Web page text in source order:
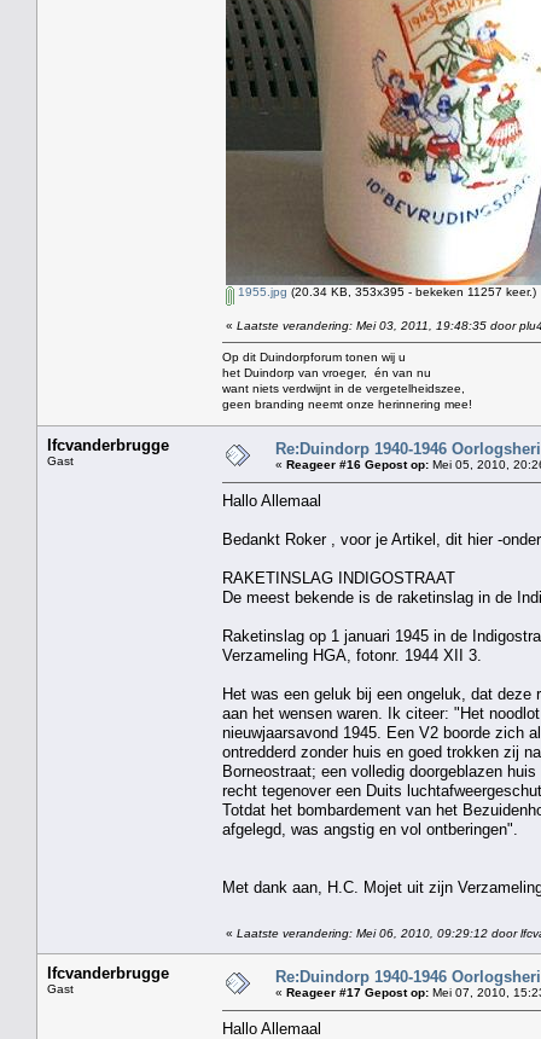
1955.jpg (20.34 KB, 353x395 - bekeken 11257 keer.)
« Laatste verandering: Mei 03, 2011, 19:48:35 door
Op dit Duindorpforum tonen wij u
het Duindorp van vroeger, én van nu
want niets verdwijnt in de vergetelheidszee,
geen branding neemt onze herinnering mee!
lfcvanderbrugge
Gast
Re:Duindorp 1940-1946
« Reageer #16 Gepost op: Mei 05, 2010,
Hallo Allemaal
Bedankt Roker , voor je Artikel, dit hier -
RAKETINSLAG INDIGOSTRAAT
De meest bekende is de raketinslag in de
Raketinslag op 1 januari 1945 in de
Verzameling HGA, fotonr. 1944 XII 3.
Het was een geluk bij een ongeluk, dat
aan het wensen waren. Ik citeer: "Het
nieuwjaarsavond 1945. Een V2 boorde zich
ontredderd zonder huis en goed trokken zij
Borneostraat; een volledig doorgeblazen
recht tegenover een Duits
Totdat het bombardement van het
afgelegd, was angstig en vol ontberingen".
Met dank aan, H.C. Mojet uit zijn
« Laatste verandering: Mei 06, 2010, 09:29:12 door
lfcvanderbrugge
Gast
Re:Duindorp 1940-1946
« Reageer #17 Gepost op: Mei 07, 2010,
Hallo Allemaal